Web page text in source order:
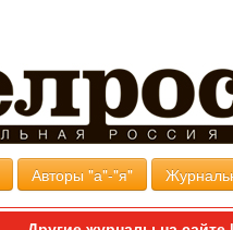
Авторы "а"-"я"